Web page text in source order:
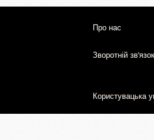
Про нас
Зворотній зв'язок
Користувацька